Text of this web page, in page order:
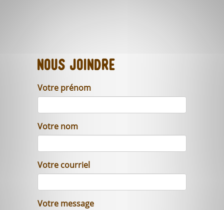
Nous joindre
Votre prénom
Votre nom
Votre courriel
Votre message